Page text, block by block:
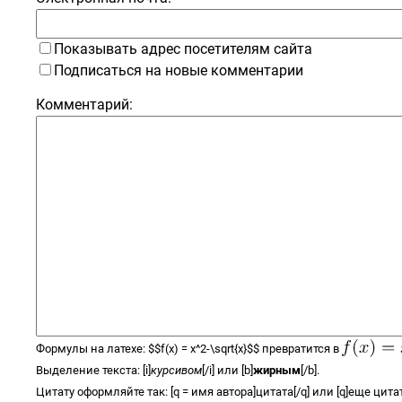
Показывать адрес посетителям сайта
Подписаться на новые комментарии
Комментарий:
Формулы на латехе:$$f(x) =x^2-\sqrt{x}$$ превратится в
Выделение текста: [i]курсивом [/i] или [b]жирным [/b].
Цитату оформляйте так: [q = имя автора]цитата[/q] или [q]еще